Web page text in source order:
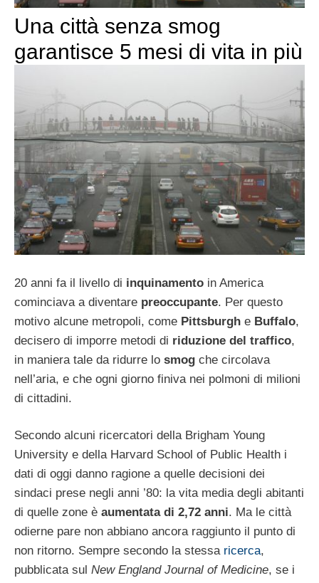
Una città senza smog
garantisce 5 mesi di vita in più
20 anni fa il livello di inquinamento in America
cominciava a diventare preoccupante. Per questo
motivo alcune metropoli, come Pittsburgh e Buffalo,
decisero di imporre metodi di riduzione del traffico,
in maniera tale da ridurre lo smog che circolava
nell’aria, e che ogni giorno finiva nei polmoni di milioni
di cittadini.
Secondo alcuni ricercatori della Brigham Young
University e della Harvard School of Public Health i
dati di oggi danno ragione a quelle decisioni dei
sindaci prese negli anni ’80: la vita media degli abitanti
di quelle zone è aumentata di 2,72 anni. Ma le città
odierne pare non abbiano ancora raggiunto il punto di
non ritorno. Sempre secondo la stessa ricerca,
pubblicata sul New England Journal of Medicine, se i